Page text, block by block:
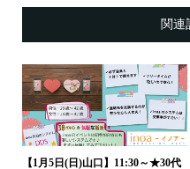
関連
【1月5日(日)山口】11:30～★30代